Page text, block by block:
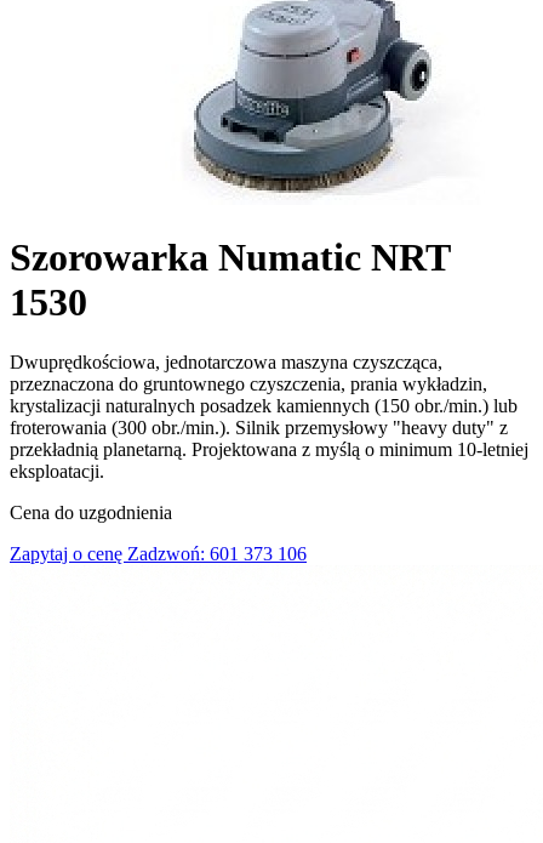
Szorowarka Numatic NRT
1530
Dwuprędkościowa, jednotarczowa maszyna czyszcząca,
przeznaczona do gruntownego czyszczenia, prania wykładzin,
krystalizacji naturalnych posadzek kamiennych (150 obr./min.) lub
froterowania (300 obr./min.). Silnik przemysłowy "heavy duty" z
przekładnią planetarną. Projektowana z myślą o minimum 10-letniej
eksploatacji.
Cena do uzgodnienia
Zapytaj o cenę Zadzwoń: 601 373 106